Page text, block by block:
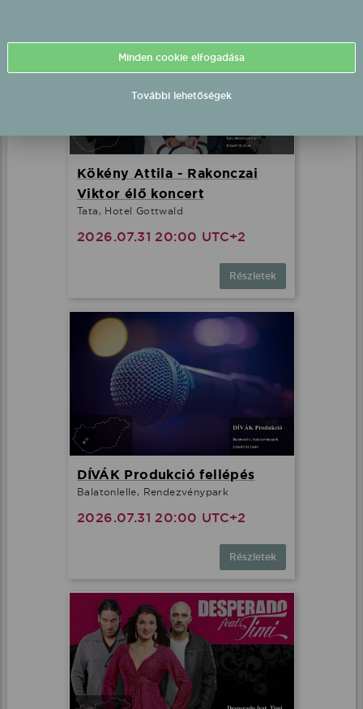
Kökény Attila - Rakonczai
Viktor élő koncert
Tata, Hotel Gottwald
2026.07.31 20:00 UTC+2
Részletek
DÍVÁK Produkció fellépés
Balatonlelle, Rendezvénypark
2026.07.31 20:00 UTC+2
Részletek
Minden cookie elfogadása
További lehetőségek